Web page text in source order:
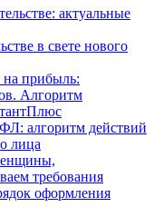
актуальные
в свете нового
прибыль:
Алгоритм
алгоритм действий
лица
требования
оформления